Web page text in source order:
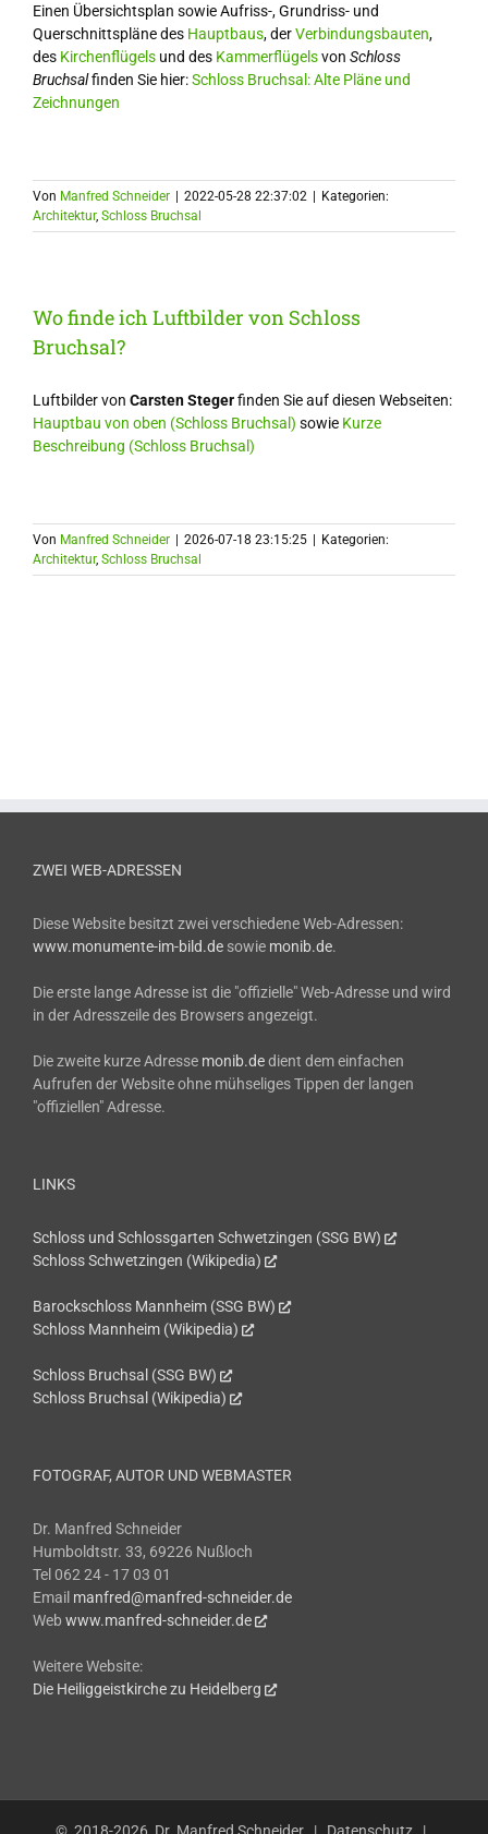
Einen Übersichtsplan sowie Aufriss-, Grundriss- und
Querschnittspläne des Hauptbaus, derVerbindungsbauten,
des Kirchenflügelsund des Kammerflügelsvon Schloss
Bruchsalfinden Sie hier:Schloss Bruchsal: Alte Pläne und
Zeichnungen
Von Manfred Schneider 2022-05-28 22:37:02
Kategorien:
Architektur, Schloss Bruchsal
Wo finde ich Luftbilder von Schloss
Bruchsal?
Luftbilder von Carsten Stegerfinden Sie auf diesen Webseiten:
Hauptbau von oben (Schloss Bruchsal) sowie Kurze
Beschreibung (Schloss Bruchsal)
Von Manfred Schneider 2026-07-18 23:15:25
Kategorien:
Architektur, Schloss Bruchsal
ZWEI WEB-ADRESSEN
Diese Website besitzt zwei verschiedene Web-Adressen:
www.monumente-im-bild.de sowie monib.de.
Die erste lange Adresse ist die "offizielle" Web-Adresse und wird
in der Adresszeile des Browsers angezeigt.
Die zweite kurze Adresse monib.dedient dem einfachen
Aufrufen der Website ohne mühseliges Tippen der langen
"offiziellen" Adresse.
LINKS
Schloss und Schlossgarten Schwetzingen (SSG BW)
Schloss Schwetzingen (Wikipedia)
Barockschloss Mannheim (SSG BW)
Schloss Mannheim (Wikipedia)
Schloss Bruchsal (SSG BW)
Schloss Bruchsal (Wikipedia)
FOTOGRAF, AUTOR UND WEBMASTER
Dr. Manfred Schneider
Humboldtstr. 33, 69226 Nußloch
Tel 062 24 - 17 03 01
Email manfred@manfred-schneider.de
Web www.manfred-schneider.de
Weitere Website:
Die Heiliggeistkirche zu Heidelberg